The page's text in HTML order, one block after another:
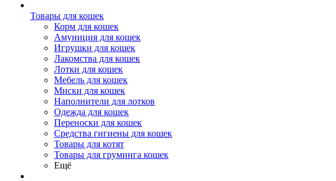
Товары для кошек
Корм для кошек
Амуниция для кошек
Игрушки для кошек
Лакомства для кошек
Лотки для кошек
Мебель для кошек
Миски для кошек
Наполнители для лотков
Одежда для кошек
Переноски для кошек
Средства гигиены для кошек
Товары для котят
Товары для груминга кошек
Ещё